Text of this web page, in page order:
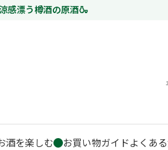
感漂う樽酒の原酒🍶
酒を楽しむ お買い物ガイドよくあ